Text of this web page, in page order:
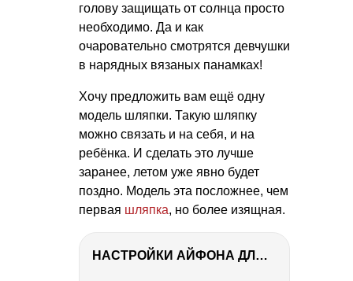
голову защищать от солнца просто
необходимо. Да и как
очаровательно смотрятся девчушки
в нарядных вязаных панамках!
Хочу предложить вам ещё одну
модель шляпки. Такую шляпку
можно связать и на себя, и на
ребёнка. И сделать это лучше
заранее, летом уже явно будет
поздно. Модель эта посложнее, чем
первая шляпка, но более изящная.
НАСТРОЙКИ АЙФОНА ДЛЯ ФОТО И ВИДЕО